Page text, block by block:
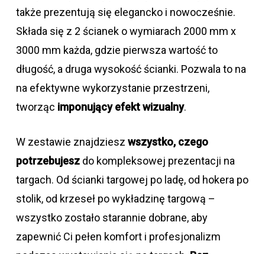
także prezentują się elegancko i nowocześnie.
Składa się z 2 ścianek o wymiarach 2000 mm x
3000 mm każda, gdzie pierwsza wartość to
długość, a druga wysokość ścianki. Pozwala to na
na efektywne wykorzystanie przestrzeni,
tworząc imponujący efekt wizualny.
W zestawie znajdziesz wszystko, czego
potrzebujeszdo kompleksowej prezentacji na
targach. Od ścianki targowej po ladę, od hokera po
stolik, od krzeseł po wykładzinę targową –
wszystko zostało starannie dobrane, aby
zapewnić Ci pełen komfort i profesjonalizm